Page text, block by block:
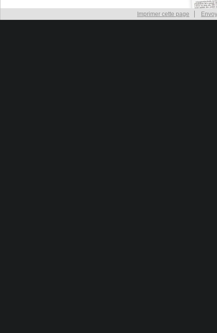
Imprimer cette page